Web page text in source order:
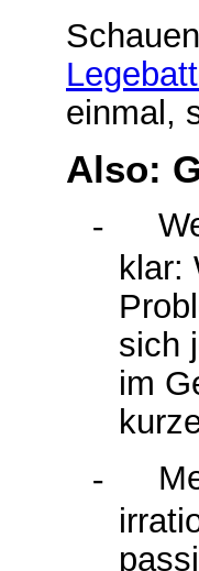
einmal,
Also:
-
klar:
sich
im
-